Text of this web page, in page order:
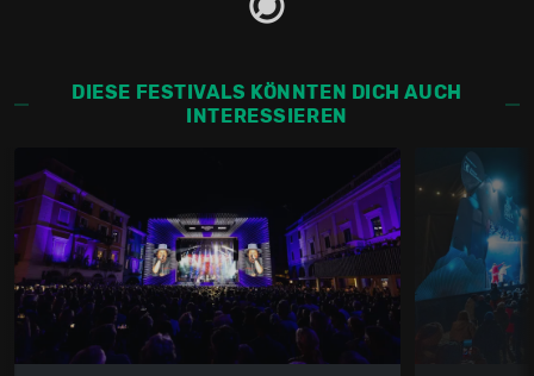
DIESE FESTIVALS KÖNNTEN DICH AUCH
INTERESSIEREN